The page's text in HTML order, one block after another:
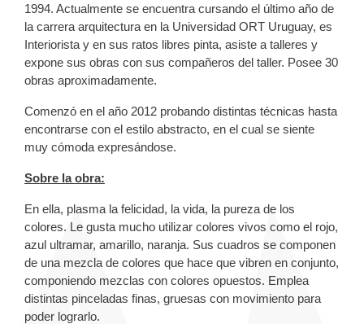
1994. Actualmente se encuentra cursando el último año de
la carrera arquitectura en la Universidad ORT Uruguay, es
Interiorista y en sus ratos libres pinta, asiste a talleres y
expone sus obras con sus compañeros del taller. Posee 30
obras aproximadamente.
Comenzó en el año 2012 probando distintas técnicas hasta
encontrarse con el estilo abstracto, en el cual se siente
muy cómoda expresándose.
Sobre la obra:
En ella, plasma la felicidad, la vida, la pureza de los
colores. Le gusta mucho utilizar colores vivos como el rojo,
azul ultramar, amarillo, naranja. Sus cuadros se componen
de una mezcla de colores que hace que vibren en conjunto,
componiendo mezclas con colores opuestos. Emplea
distintas pinceladas finas, gruesas con movimiento para
poder lograrlo.